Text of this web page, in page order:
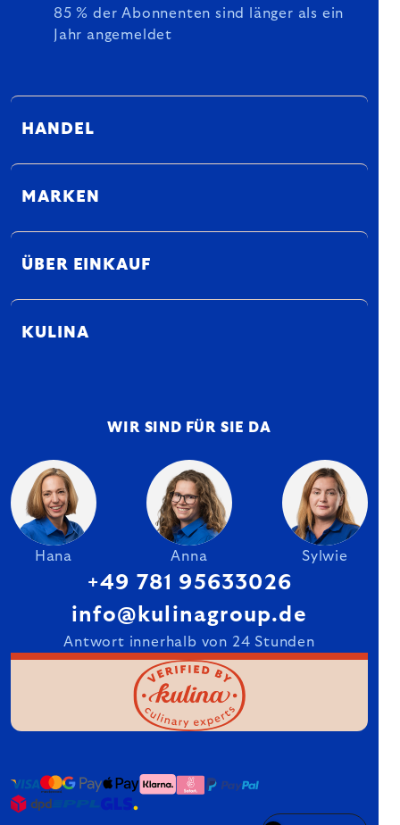
85 % der Abonnenten sind länger als ein
Jahr angemeldet
HANDEL
MARKEN
ÜBER EINKAUF
KULINA
WIR SIND FÜR SIE DA
Hana Anna Sylwie
+49 781 95633026
info@kulinagroup.de
Antwort innerhalb von 24 Stunden